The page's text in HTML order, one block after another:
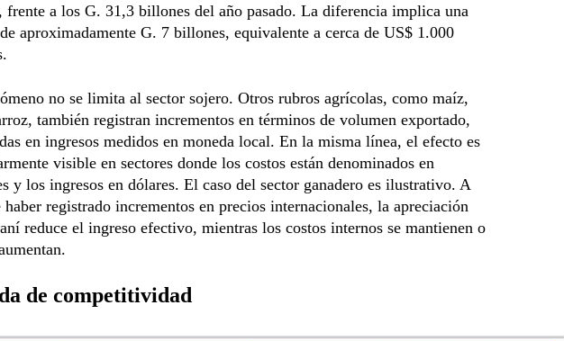
frente a los G. 31,3 billones del año pasado. La diferencia implica una
aproximadamente G. 7 billones, equivalente a cerca de US$ 1.000
no se limita al sector sojero. Otros rubros agrícolas, como maíz,
también registran incrementos en términos de volumen exportado,
en ingresos medidos en moneda local. En la misma línea, el efecto es
visible en sectores donde los costos están denominados en
y los ingresos en dólares. El caso del sector ganadero es ilustrativo. A
haber registrado incrementos en precios internacionales, la apreciación
reduce el ingreso efectivo, mientras los costos internos se mantienen o
de competitividad